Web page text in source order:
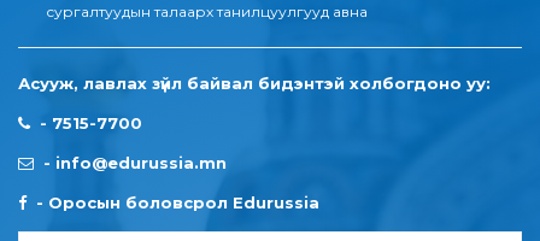
сургалтуудын талаарх танилцуулгууд авна
Асууж, лавлах зүйл байвал бидэнтэй холбогдоно уу:
- 7515-7700
- info@edurussia.mn
- Оросын боловсрол Edurussia